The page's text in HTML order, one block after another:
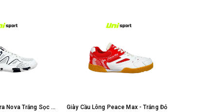
Giày Thể Thao Mira Nova Trắng Sọc Xanh Giày Cầu Lông Peace Max - Trắng Đỏ